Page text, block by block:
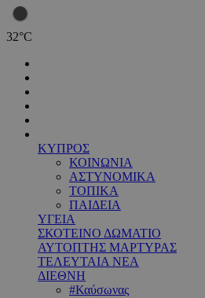
32°C
ΚΥΠΡΟΣ
ΚΟΙΝΩΝΙΑ
ΑΣΤΥΝΟΜΙΚΑ
ΤΟΠΙΚΑ
ΠΑΙΔΕΙΑ
ΥΓΕΙΑ
ΣΚΟΤΕΙΝΟ ΔΩΜΑΤΙΟ
ΑΥΤΟΠΤΗΣ ΜΑΡΤΥΡΑΣ
ΤΕΛΕΥΤΑΙΑ ΝΕΑ
ΔΙΕΘΝΗ
#Καύσωνας